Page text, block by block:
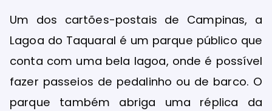
Um dos cartões-postais de Campinas, a
Lagoa do Taquaral é um parque público que
conta com uma bela lagoa, onde é possível
fazer passeios de pedalinho ou de barco. O
parque também abriga uma réplica da